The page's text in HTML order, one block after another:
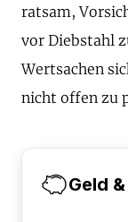
ratsam,
vor Diebstahl
Wertsachen
nicht offen zu
Geld